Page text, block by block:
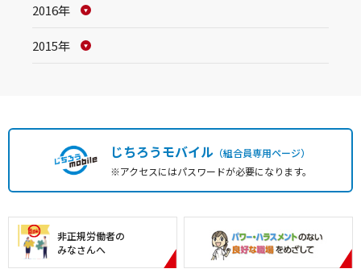
2016年
2015年
じちろうモバイル（組合員専用ページ）
※アクセスにはパスワードが必要になります。
非正規労働者の
みなさんへ